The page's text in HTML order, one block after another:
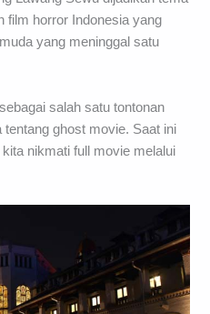
film horror Indonesia yang
yang meninggal satu
salah satu tontonan
ghost movie. Saat ini
nikmati full movie melalui